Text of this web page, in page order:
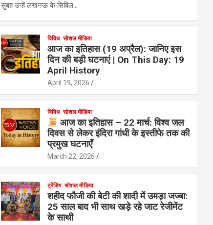
सुबह उन्हें लखनऊ के सिविल…
विविध सोशल मीडिया
आज का इतिहास (19 अप्रैल): जानिए इस
दिन की बड़ी घटनाएं | On This Day: 19
April History
April 19, 2026
विविध सोशल मीडिया
आज का इतिहास – 22 मार्च: विश्व जल
दिवस से लेकर इंदिरा गांधी के इस्तीफे तक की
प्रमुख घटनाएँ
March 22, 2026
ट्रेंडिंग सोशल मीडिया
शहीद फौजी की बेटी की शादी में उमड़ा जज्बा:
25 साल बाद भी साथ खड़े रहे जाट रेजीमेंट
के साथी